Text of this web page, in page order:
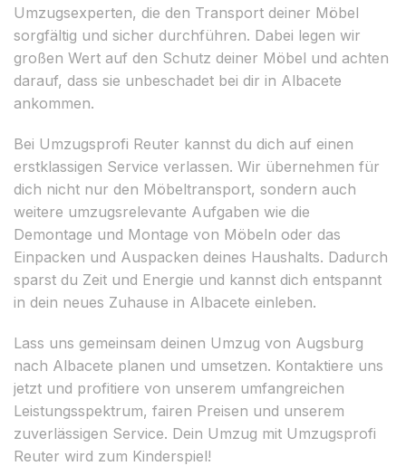
Umzugsexperten, die den Transport deiner Möbel
sorgfältig und sicher durchführen. Dabei legen wir
großen Wert auf den Schutz deiner Möbel und achten
darauf, dass sie unbeschadet bei dir in Albacete
ankommen.
Bei Umzugsprofi Reuter kannst du dich auf einen
erstklassigen Service verlassen. Wir übernehmen für
dich nicht nur den Möbeltransport, sondern auch
weitere umzugsrelevante Aufgaben wie die
Demontage und Montage von Möbeln oder das
Einpacken und Auspacken deines Haushalts. Dadurch
sparst du Zeit und Energie und kannst dich entspannt
in dein neues Zuhause in Albacete einleben.
Lass uns gemeinsam deinen Umzug von Augsburg
nach Albacete planen und umsetzen. Kontaktiere uns
jetzt und profitiere von unserem umfangreichen
Leistungsspektrum, fairen Preisen und unserem
zuverlässigen Service. Dein Umzug mit Umzugsprofi
Reuter wird zum Kinderspiel!